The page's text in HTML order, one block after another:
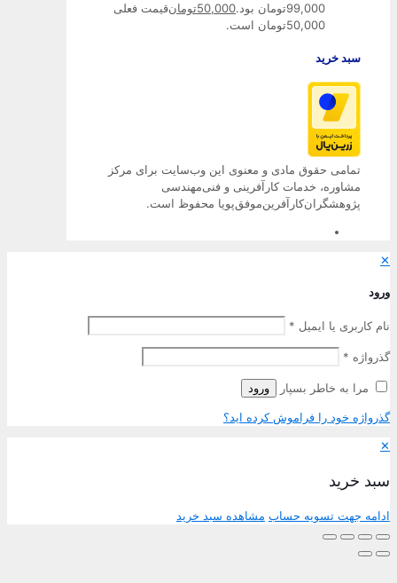
99,000تومان بود.
50,000تومانقیمت فعلی
50,000تومان است.
سبد خرید
تمامی حقوق مادی و معنوی این وب‌سایت برای مرکز
مشاوره، خدمات کارآفرینی و فنی‌مهندسی
پژوهشگران‌کارآفرین‌موفق‌پویا محفوظ است.
کاربری یا ایمیل*
*
مرا به خاطر بسپار ورود
خود را فراموش کرده اید؟
خرید
جهت تسویه حساب مشاهده سبد خرید